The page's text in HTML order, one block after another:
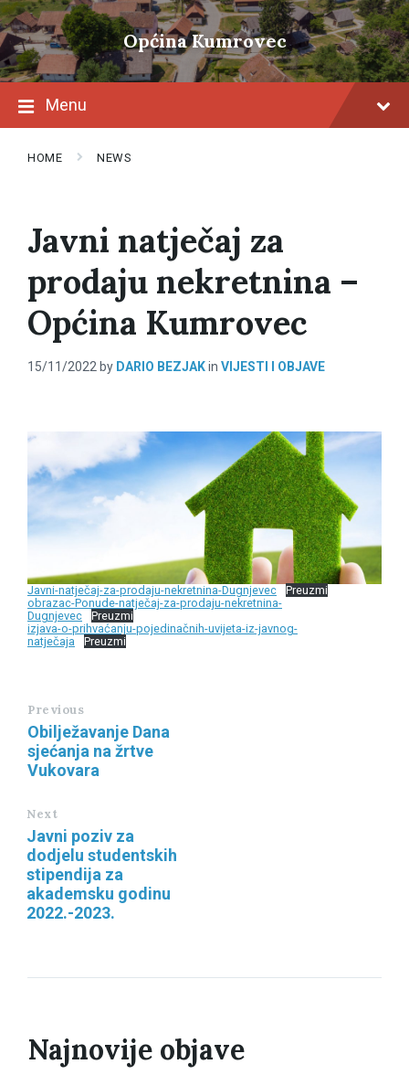
Skip
to
content
Skip
to
main
navigation
Skip
to
footer
Općina Kumrovec
Menu
HOME NEWS
Javni natječaj za
prodaju nekretnina –
Općina Kumrovec
15/11/2022 by DARIO BEZJAKin VIJESTI I OBJAVE
Javni-natječaj-za-prodaju-nekretnina-Dugnjevec
Preuzmi
obrazac-Ponude-natječaj-za-prodaju-nekretnina-
Dugnjevec
Preuzmi
izjava-o-prihvaćanju-pojedinačnih-uvijeta-iz-javnog-
natječaja
Preuzmi
Previous
Obilježavanje Dana
sjećanja na žrtve
Vukovara
Next
Javni poziv za
dodjelu studentskih
stipendija za
akademsku godinu
2022.-2023.
Najnovije objave